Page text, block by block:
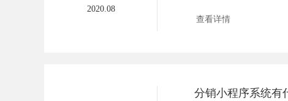
2020.08
查看详情